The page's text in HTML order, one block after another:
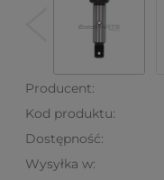
Producent:
Kod produktu:
Dostępność:
Wysyłka w: